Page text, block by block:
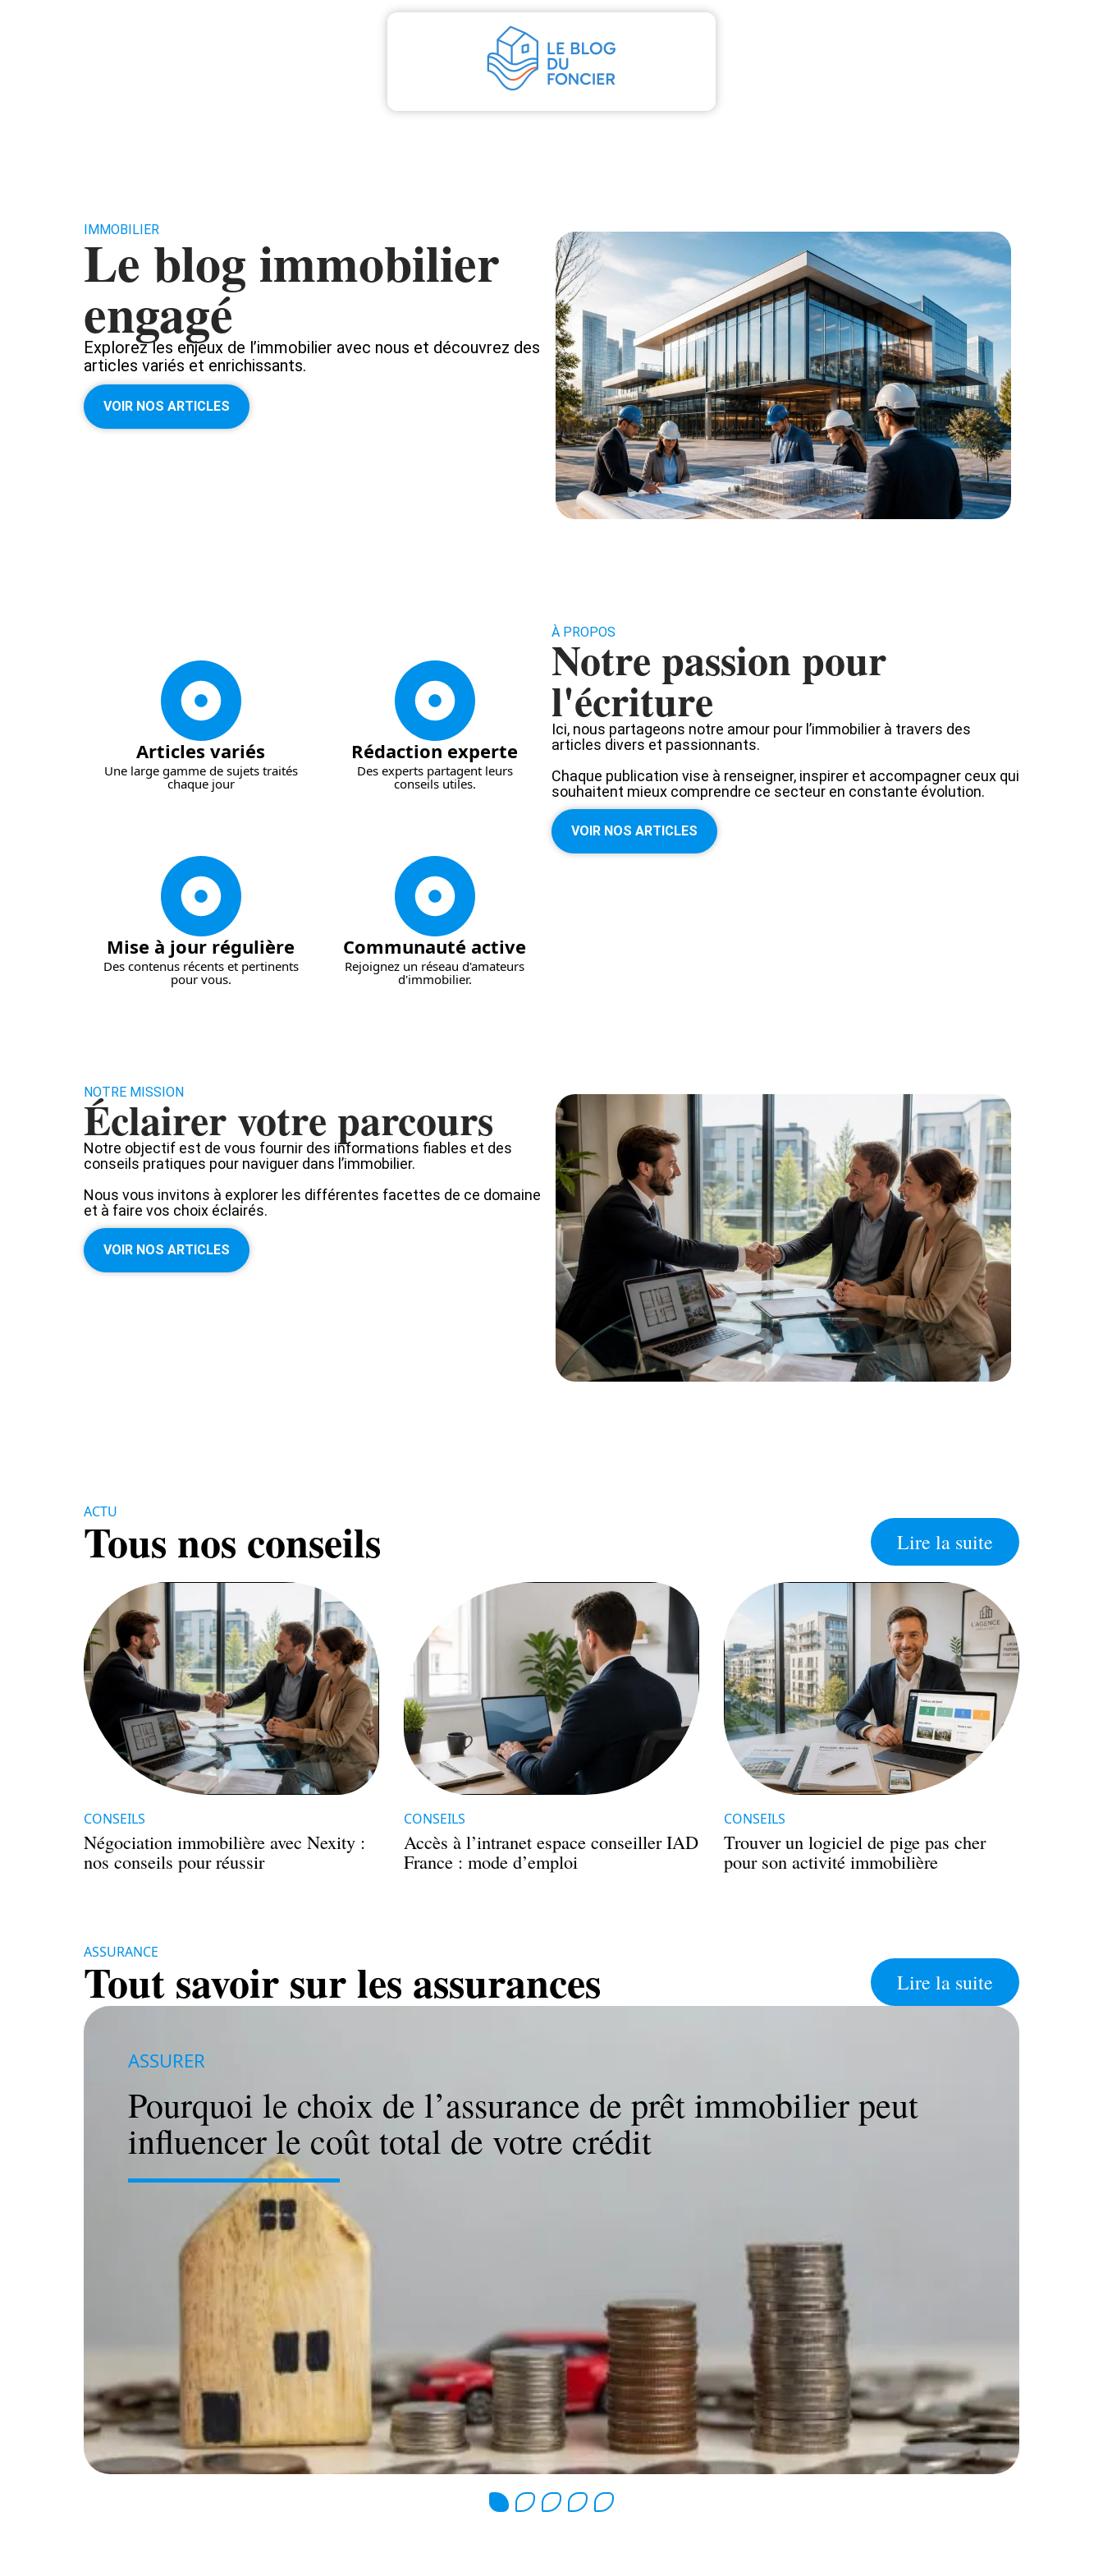
IMMOBILIER
Le blog immobilier
engagé
Explorez les enjeux de l’immobilier avec nous et découvrez des
articles variés et enrichissants.
VOIR NOS ARTICLES
Articles variés
Une large gamme de sujets traités
chaque jour
Mise à jour régulière
Des contenus récents et pertinents
pour vous.
Rédaction experte
Des experts partagent leurs
conseils utiles.
Communauté active
Rejoignez un réseau d'amateurs
d'immobilier.
À PROPOS
Notre passion pour
l'écriture
Ici, nous partageons notre amour pour l’immobilier à travers des
articles divers et passionnants.
Chaque publication vise à renseigner, inspirer et accompagner ceux qui
souhaitent mieux comprendre ce secteur en constante évolution.
VOIR NOS ARTICLES
NOTRE MISSION
Éclairer votre parcours
Notre objectif est de vous fournir des informations fiables et des
conseils pratiques pour naviguer dans l’immobilier.
Nous vous invitons à explorer les différentes facettes de ce domaine
et à faire vos choix éclairés.
VOIR NOS ARTICLES
ACTU
Tous nos conseils Lire la suite
CONSEILS
Négociation immobilière avec Nexity :
nos conseils pour réussir
CONSEILS
Accès à l’intranet espace conseiller IAD
France : mode d’emploi
CONSEILS
Trouver un logiciel de pige pas cher
pour son activité immobilière
ASSURANCE
Tout savoir sur les assurances Lire la suite
ASSURER
Pourquoi le choix de l’assurance de prêt immobilier peut
influencer le coût total de votre crédit